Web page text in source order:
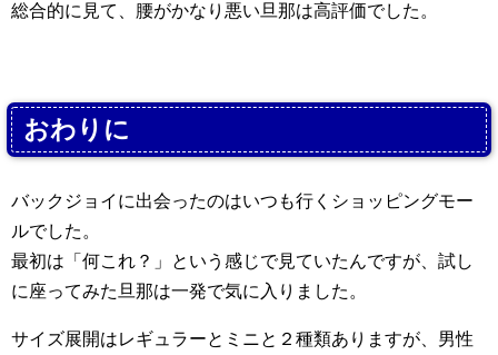
総合的に見て、腰がかなり悪い旦那は高評価でした。
おわりに
バックジョイに出会ったのはいつも行くショッピングモー
ルでした。
最初は「何これ？」という感じで見ていたんですが、試し
に座ってみた旦那は一発で気に入りました。
サイズ展開はレギュラーとミニと２種類ありますが、男性